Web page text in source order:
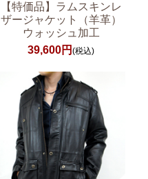
【特価品】ラムスキンレ
ザージャケット（羊革）
ウォッシュ加工
39,600円(税込)